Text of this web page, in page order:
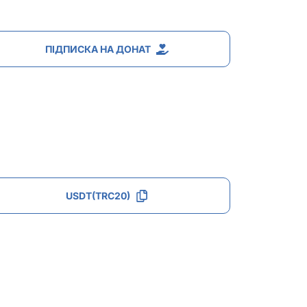
ПІДПИСКА НА ДОНАТ
USDT(TRC20)